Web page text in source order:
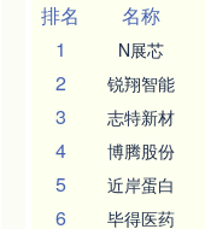
排名
名称
1
N展芯
2 锐翔智能
3 志特新材
4 博腾股份
5 近岸蛋白
6 毕得医药